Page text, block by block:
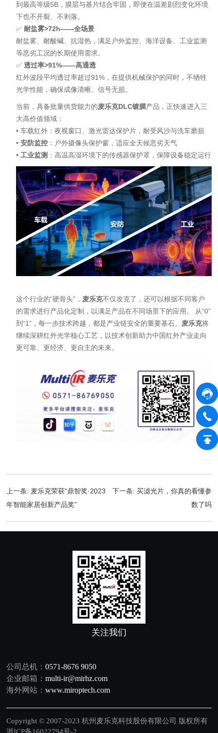
到最高等级5B，膜层与基片结合牢固，即便在温差剧烈变化环境
下也不开裂、不剥落。
✅ 耐盐雾>72h——全场景
耐盐雾、耐酸碱、抗湿热，满足户外监控、海洋设备、工业监测
等恶劣工况的长期使用需求。
✅透过率>91%——高通透
红外波段平均透过率超过91%，在提供机械保护的同时，不牺牲
光学性能，确保成像清晰、信号无损。
当前，具备批量供货能力的麦乐克DLC镀膜产品，正快速进入三
大高价值领域：
• 车载红外：夜视窗口、激光雷达保护片，耐受风沙与洗车磨损
•安防监控 ：户外摄像头保护窗，适应全天候恶劣天气
•工业监测 ：高温高湿环境下的传感器保护罩，保障设备稳定运行
这个行业的“硬骨头”， 麦乐克不仅攻克了，还可以根据不同客户
的需求进行产品化定制，以满足产品在不同场景下的应用。 从“0”
到“1”，每一步技术跨越，都是产业链安全的重要基石。 麦乐克将
继续深耕红外光学核心工艺，以技术创新助力中国红外产业走向
更可靠、更经济、更自主的未来。
上一条: 麦乐克荣获“鼎智奖·2023
年智能家居创新产品奖”
下一条: 买滤光片，你真的看懂参
数了吗
关注我们
公司总机：0571-8676 9050
企业邮箱：multi-ir@mirhz.com
海外网站：www.miroptech.com
Copyright © 2007-2023 杭州麦乐克科技股份有限公司 版权所有